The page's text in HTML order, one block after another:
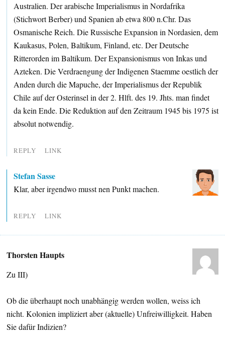
Australien. Der arabische Imperialismus in Nordafrika
(Stichwort Berber) und Spanien ab etwa 800 n.Chr. Das
Osmanische Reich. Die Russische Expansion in Nordasien, dem
Kaukasus, Polen, Baltikum, Finland, etc. Der Deutsche
Ritterorden im Baltikum. Der Expansionismus von Inkas und
Azteken. Die Verdraengung der Indigenen Staemme oestlich der
Anden durch die Mapuche, der Imperialismus der Republik
Chile auf der Osterinsel in der 2. Hlft. des 19. Jhts. man findet
da kein Ende. Die Reduktion auf den Zeitraum 1945 bis 1975 ist
absolut notwendig.
REPLY LINK
Stefan Sasse
Klar, aber irgendwo musst nen Punkt machen.
REPLY LINK
Thorsten Haupts
Zu III)
Ob die überhaupt noch unabhängig werden wollen, weiss ich
nicht. Kolonien impliziert aber (aktuelle) Unfreiwilligkeit. Haben
Sie dafür Indizien?